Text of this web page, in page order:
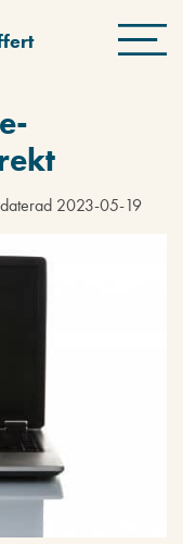
2023-05-19